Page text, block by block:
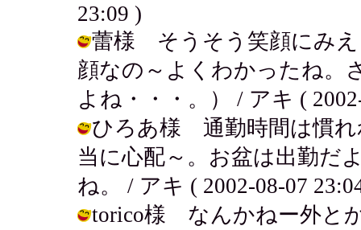
23:09 )
蕾様 そうそう笑顔にみえ
顔なの～よくわかったね。
よね・・・。） / アキ (
ひろあ様 通勤時間は慣れ
当に心配～。お盆は出勤だ
ね。 / アキ ( 2002-08-07
torico様 なんかねー外と